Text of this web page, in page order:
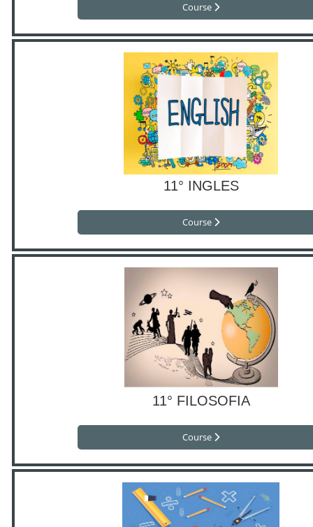
Course
11° INGLES
Course
11° FILOSOFIA
Course